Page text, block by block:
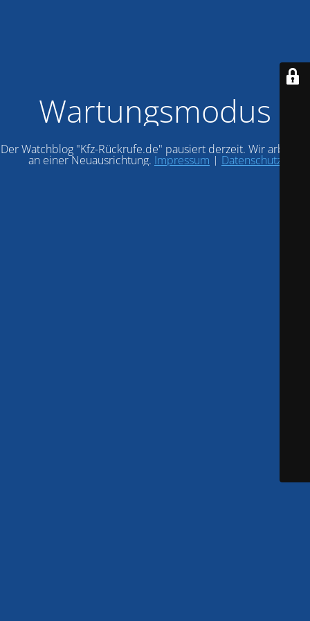
Wartungsmodus
Der Watchblog "Kfz-Rückrufe.de" pausiert derzeit. Wir arbeiten
an einer Neuausrichtung. Impressum | Datenschutz